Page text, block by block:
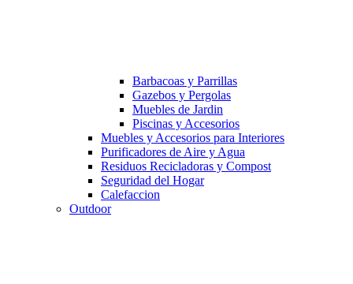
Barbacoas y Parrillas
Gazebos y Pergolas
Muebles de Jardin
Piscinas y Accesorios
Muebles y Accesorios para Interiores
Purificadores de Aire y Agua
Residuos Recicladoras y Compost
Seguridad del Hogar
Calefaccion
Outdoor